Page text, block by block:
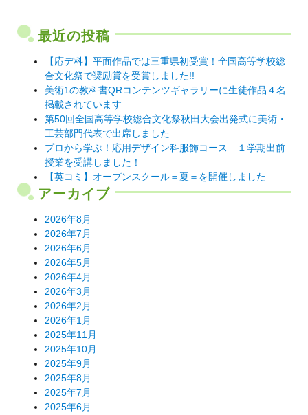
ー
シ
ョ
ン
最近の投稿
【応デ科】平面作品では三重県初受賞！全国高等学校総
合文化祭で奨励賞を受賞しました!!
美術1の教科書QRコンテンツギャラリーに生徒作品４名
掲載されています
第50回全国高等学校総合文化祭秋田大会出発式に美術・
工芸部門代表で出席しました
プロから学ぶ！応用デザイン科服飾コース １学期出前
授業を受講しました！
【英コミ】オープンスクール＝夏＝を開催しました
アーカイブ
2026年8月
2026年7月
2026年6月
2026年5月
2026年4月
2026年3月
2026年2月
2026年1月
2025年11月
2025年10月
2025年9月
2025年8月
2025年7月
2025年6月